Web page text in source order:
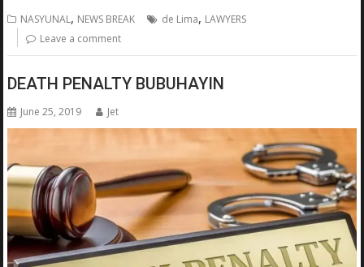
NASYUNAL, NEWS BREAK de Lima, LAWYERS
Leave a comment
DEATH PENALTY BUBUHAYIN
June 25, 2019 Jet